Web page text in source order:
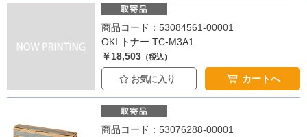
商品コード：53084561-00001
OKI トナー TC-M3A1
￥18,503 （税込）
お気に入り カートへ
商品コード：53076288-00001